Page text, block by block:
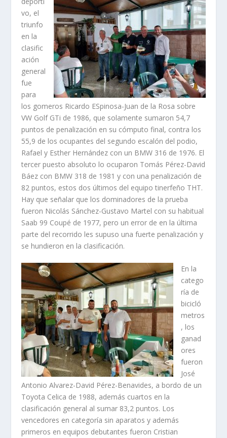
vo, el
triunfo
en la
clasific
ación
general
fue
para
los gomeros Ricardo ESpinosa-Juan de la Rosa sobre
VW Golf GTi de 1986, que solamente sumaron 54,7
puntos de penalización en su cómputo final, contra los
55,9 de los ocupantes del segundo escalón del podio,
Rafael y Esther Hernández con un BMW 316 de 1976. El
tercer puesto absoluto lo ocuparon Tomás Pérez-David
Báez con BMW 318 de 1981 y con una penalización de
82 puntos, estos dos últimos del equipo tinerfeño THT.
Hay que señalar que los dominadores de la prueba
fueron Nicolás Sánchez-Gustavo Martel con su habitual
Saab 99 Coupé de 1977, pero un error de en la última
parte del recorrido les supuso una fuerte penalización y
se hundieron en la clasificación.
En la
catego
ría de
bicicló
metros
, los
ganad
ores
fueron
José
Antonio Alvarez-David Pérez-Benavides, a bordo de un
Toyota Celica de 1988, además cuartos en la
clasificación general al sumar 83,2 puntos. Los
vencedores en categoría sin aparatos y además
primeros en equipos debutantes fueron Cristian